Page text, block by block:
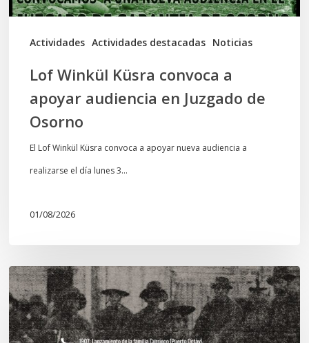
Actividades Actividades destacadas Noticias
Juzgado
Lof Winkül Küsra convoca a
apoyar audiencia en Juzgado de
Osorno
El Lof Winkül Küsra convoca a apoyar nueva audiencia a
realizarse el día lunes 3…
01/08/2026
Chawrakawin:
Palimpsesto
explora